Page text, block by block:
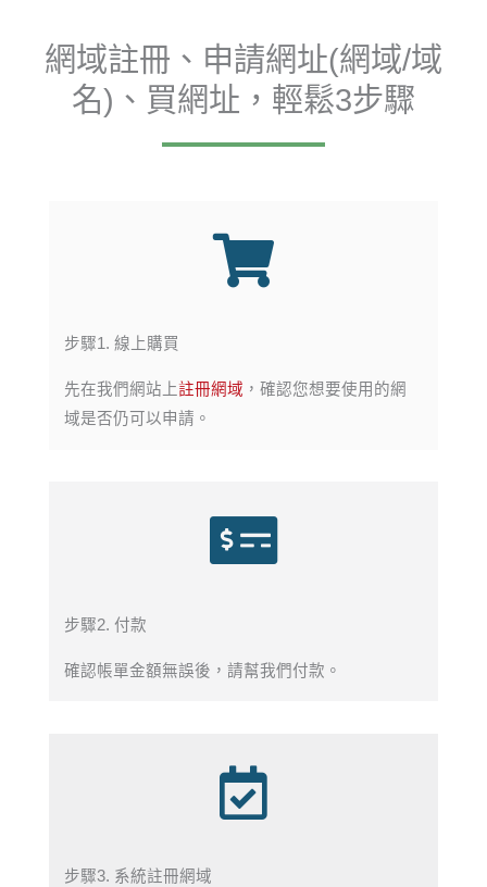
網域註冊、申請網址(網域/域
名)、買網址，輕鬆3步驟
步驟1. 線上購買​
先在我們網站上註冊網域 ，確認您想要使用的網
域是否仍可以申請。
步驟2. 付款
確認帳單金額無誤後，請幫我們付款。
步驟3. 系統註冊網域